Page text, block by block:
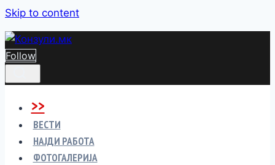
Skip to content
Follow
>>
ВЕСТИ
НАЈДИ РАБОТА
ФОТОГАЛЕРИЈА